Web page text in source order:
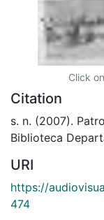
Click
Citation
s. n. (2007).
Biblioteca
URI
https://
474